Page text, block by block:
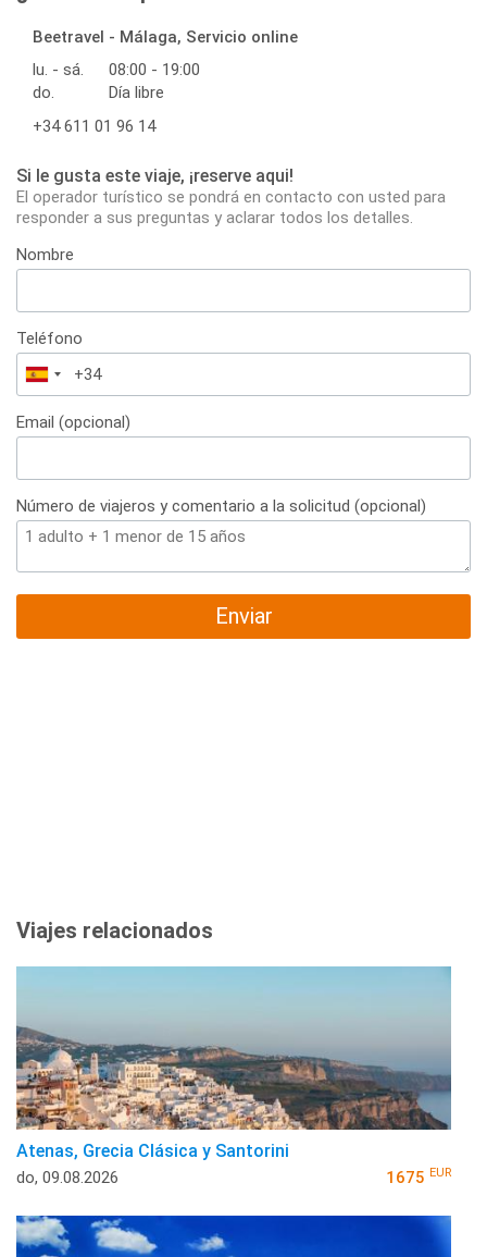
Beetravel - Málaga, Servicio online
lu. - sá.
08:00 - 19:00
do.
Día libre
+34 611 01 96 14
Si le gusta este viaje, ¡reserve aqui!
El operador turístico se pondrá en contacto con usted para
responder a sus preguntas y aclarar todos los detalles.
Nombre
Teléfono
España
+34
Email (opcional)
Número de viajeros y comentario a la solicitud (opcional)
Enviar
Viajes relacionados
Atenas, Grecia Clásica y Santorini
do, 09.08.2026 1675 EUR